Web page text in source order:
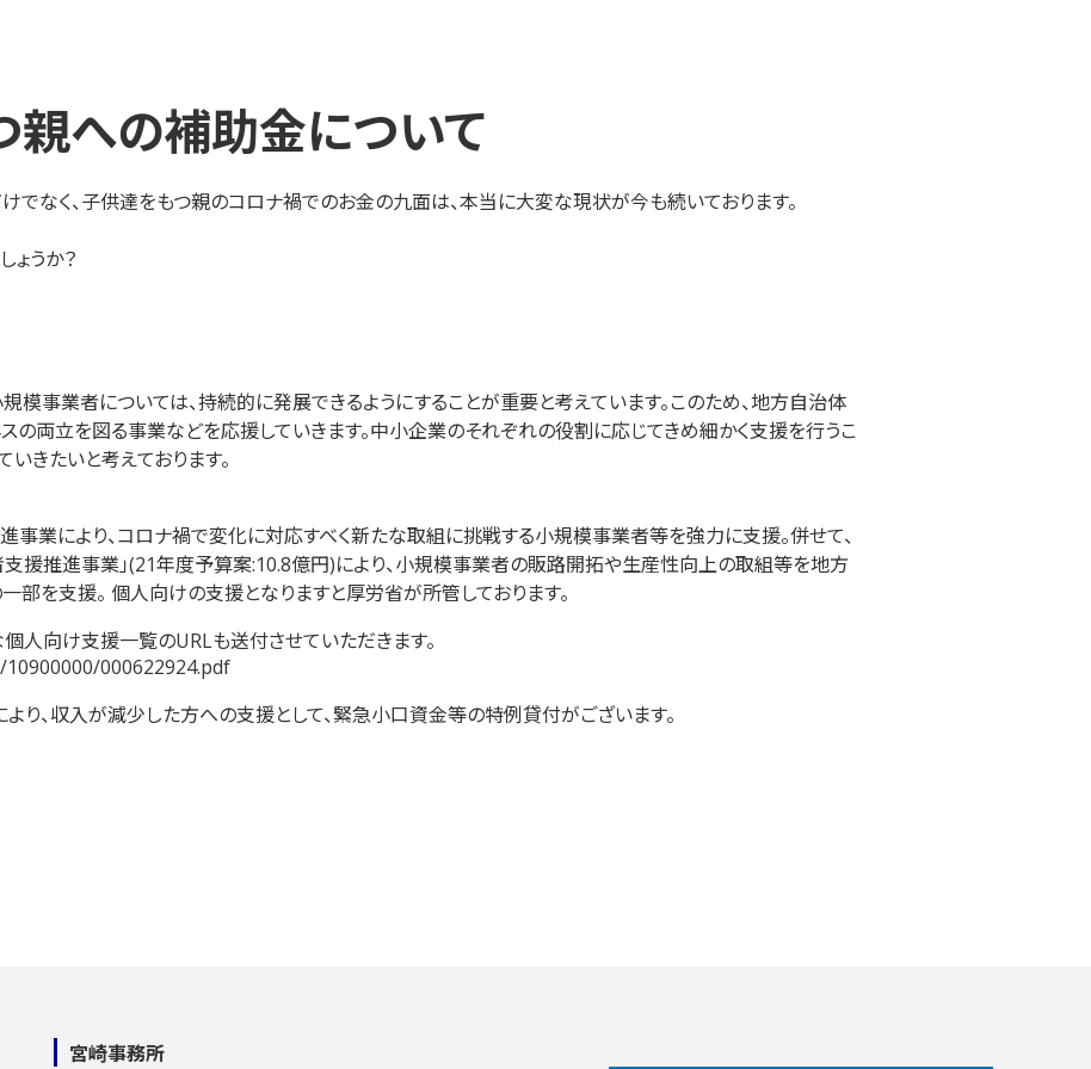
親への補助金について
なく、子供達をもつ親のコロナ禍でのお金の九面は、本当に大変な現状が今も続いております。
ょうか？
模事業者については、持続的に発展できるようにすることが重要と考えています。このため、地方自治体
の両立を図る事業などを応援していきます。中小企業のそれぞれの役割に応じてきめ細かく支援を行うこ
きたいと考えております。
業により、コロナ禍で変化に対応すべく新たな取組に挑戦する小規模事業者等を強力に支援。併せて、
援推進事業」(21年度予算案:10.8億円)により、小規模事業者の販路開拓や生産性向上の取組等を地方
部を支援。 個人向けの支援となりますと厚労省が所管しております。
人向け支援一覧のURLも送付させていただきます。
000622924.pdf
り、収入が減少した方への支援として、緊急小口資金等の特例貸付がございます。
宮崎事務所